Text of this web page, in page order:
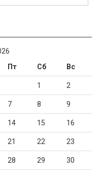
Пт Сб Вс
1 2
7 8 9
14 15 16
21 22 23
28 29 30